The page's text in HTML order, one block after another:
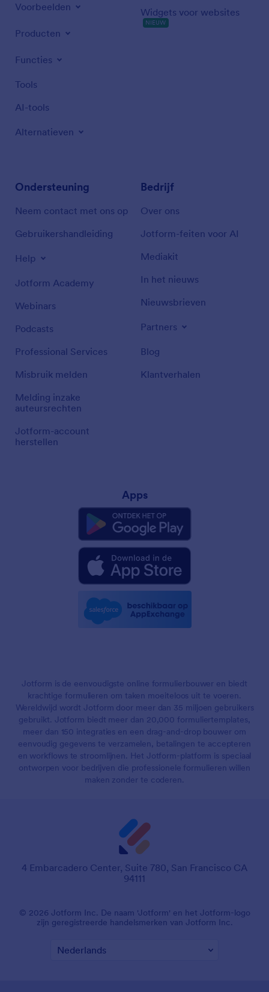
Voorbeelden
Producten
Functies
Tools
AI-tools
Alternatieven
Widgets voor websites
NIEUW
Ondersteuning
Neem contact met ons op
Gebruikershandleiding
Help
Jotform Academy
Webinars
Podcasts
Professional Services
Misbruik melden
Melding inzake
auteursrechten
Jotform-account
herstellen
Bedrijf
Over ons
Jotform-feiten voor AI
Mediakit
In het nieuws
Nieuwsbrieven
Partners
Blog
Klantverhalen
Apps
Jotform is de eenvoudigste online formulierbouwer en biedt
krachtige formulieren om taken moeiteloos uit te voeren.
Wereldwijd wordt Jotform door meer dan 35 miljoen gebruikers
gebruikt. Jotform biedt meer dan 20,000 formuliertemplates,
meer dan 150 integraties en een drag-and-drop bouwer om
eenvoudig gegevens te verzamelen, betalingen te accepteren
en workflows te stroomlijnen. Het Jotform-platform is speciaal
ontworpen voor bedrijven die professionele formulieren willen
maken zonder te coderen.
4 Embarcadero Center, Suite 780, San Francisco CA
94111
© 2026 Jotform Inc. De naam 'Jotform' en het Jotform-logo
zijn geregistreerde handelsmerken van Jotform Inc.